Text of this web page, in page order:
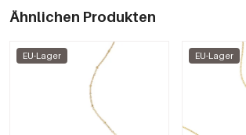
Ähnlichen Produkten
EU-Lager EU-Lager